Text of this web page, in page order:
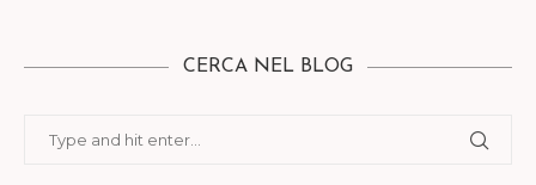
CERCA NEL BLOG